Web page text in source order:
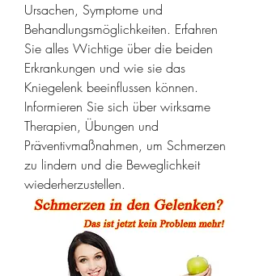
Ursachen, Symptome und
Behandlungsmöglichkeiten. Erfahren
Sie alles Wichtige über die beiden
Erkrankungen und wie sie das
Kniegelenk beeinflussen können.
Informieren Sie sich über wirksame
Therapien, Übungen und
Präventivmaßnahmen, um Schmerzen
zu lindern und die Beweglichkeit
wiederherzustellen.